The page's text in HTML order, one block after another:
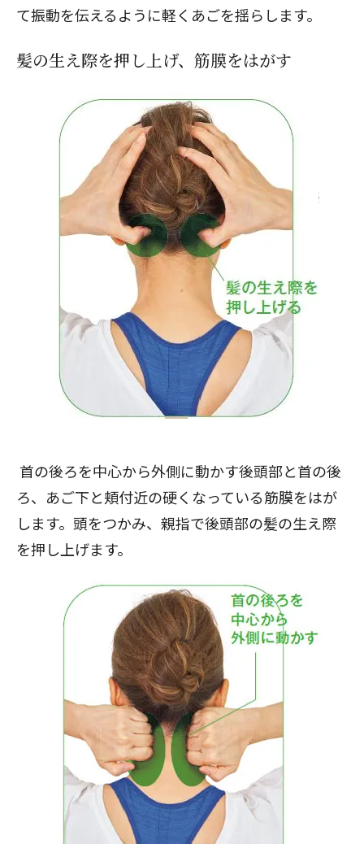
て振動を伝えるように軽くあごを揺らします。
髪の生え際を押し上げ、筋膜をはがす
首の後ろを中心から外側に動かす後頭部と首の後
ろ、あご下と頬付近の硬くなっている筋膜をはが
します。頭をつかみ、親指で後頭部の髪の生え際
を押し上げます。